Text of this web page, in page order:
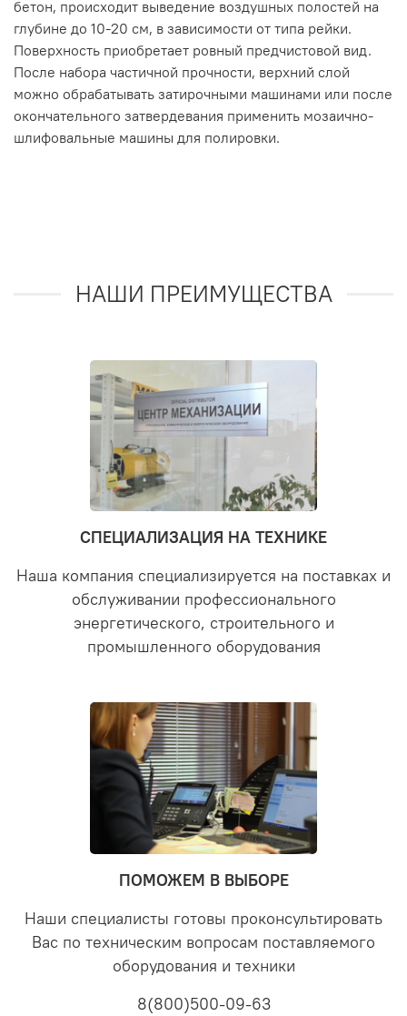
бетон, происходит выведение воздушных полостей на
глубине до 10-20 см, в зависимости от типа рейки.
Поверхность приобретает ровный предчистовой вид.
После набора частичной прочности, верхний слой
можно обрабатывать затирочными машинами или после
окончательного затвердевания применить мозаично-
шлифовальные машины для полировки.
НАШИ ПРЕИМУЩЕСТВА
СПЕЦИАЛИЗАЦИЯ НА ТЕХНИКЕ
Наша компания специализируется на поставках и
обслуживании профессионального
энергетического, строительного и
промышленного оборудования
ПОМОЖЕМ В ВЫБОРЕ
Наши специалисты готовы проконсультировать
Вас по техническим вопросам поставляемого
оборудования и техники
8(800)500-09-63